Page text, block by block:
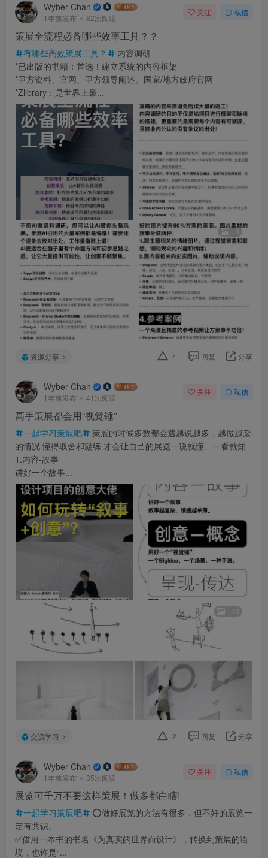
Wyber Chan
1年前发布 82次阅读
关注 私信
策展全流程必备哪些效率工具？？
有哪些高效策展工具？
内容调研
*已出版的书籍：首选！建立系统的内容框架
*甲方资料、官网、甲方领导阐述、国家/地方政府官网
*Zlibrary：是世界上最...
+3
资源分享 4 回复 分享
Wyber Chan
1年前发布 41次阅读
关注 私信
高手策展都会用“视觉锤”
一起学习策展吧
策展的时候多数都会遇越说越多，越做越杂
的情况 懂得取舍和凝练 才会让自己的展览一说就懂、一看就知
1.内容-故事
讲好一个故事...
+13
交流学习 2 回复 分享
Wyber Chan
1年前发布 35次阅读
关注 私信
展览可千万不要这样策展！做多都白瞎!
一起学习策展吧
⭕️做好展览的方法有很多，但不好的展览一
定有共识。
✅借用一本书的书名《为真实的世界而设计》，转换到策展的语
境，也许是“...